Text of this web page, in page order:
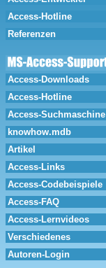
Access-Hotline
Referenzen
Access-Downloads
Access-Hotline
Access-Suchmaschine
knowhow.mdb
Artikel
Access-Links
Access-Codebeispiele
Access-FAQ
Access-Lernvideos
Verschiedenes
Autoren-Login